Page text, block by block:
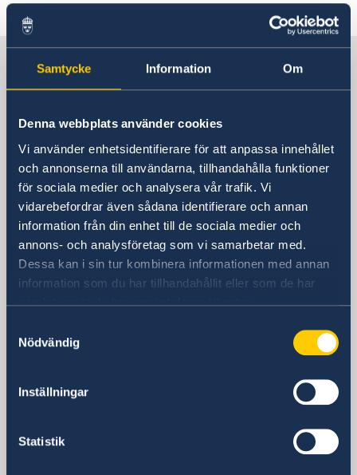
Samtycke Information Om
Denna webbplats använder cookies
Vi använder enhetsidentifierare för att anpassa innehållet
och annonserna till användarna, tillhandahålla funktioner
för sociala medier och analysera vår trafik. Vi
vidarebefordrar även sådana identifierare och annan
information från din enhet till de sociala medier och
annons- och analysföretag som vi samarbetar med.
Dessa kan i sin tur kombinera informationen med annan
information som du har tillhandahållit eller som de har
samlat in när du har använt deras tjänster.
Nödvändig
Inställningar
Statistik
Sverige i Saudiarabien
Sveriges ambassad
Besöksadress
Tayma Street
Lenah Residential Area
Diplomatic Quarter
Byggnad nummer: 3743
Zip: 12513-8384
Riyadh
Postadress
Embassy of Sweden
Riyadh 11693
Telefonnummer
+966-11-482-77- 96